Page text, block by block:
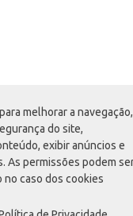
melhorar a navegação,
do site,
exibir anúncios e
As permissões podem
no caso dos cookies
Disque 100 ou